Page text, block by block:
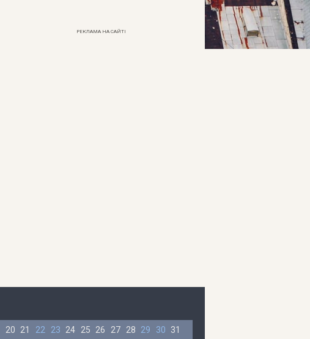
РЕКЛАМА НА САЙТІ
20 21 22 23 24 25 26 27 28 29 30 31